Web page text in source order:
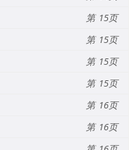
15
15
15
15
16
16